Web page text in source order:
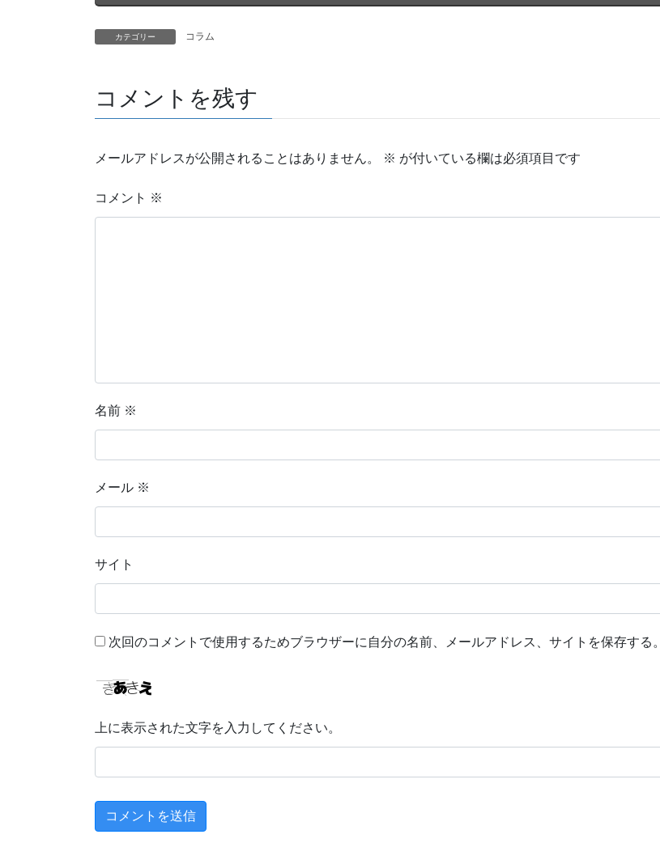
カテゴリー コラム
コメントを残す
メールアドレスが公開されることはありません。 ※ が付いている欄は必須項目です
コメント ※
名前 ※
メール ※
サイト
次回のコメントで使用するためブラウザーに自分の名前、メールアドレス、サイトを保存する。
上に表示された文字を入力してください。